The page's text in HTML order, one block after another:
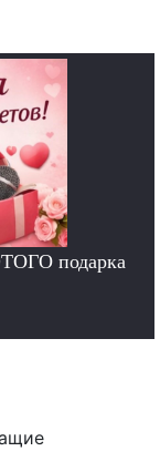
подарка